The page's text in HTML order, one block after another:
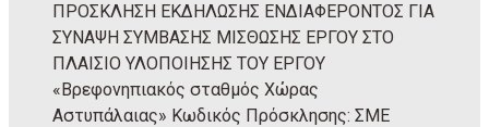
ΠΡΟΣΚΛΗΣΗ ΕΚΔΗΛΩΣΗΣ ΕΝΔΙΑΦΕΡΟΝΤΟΣ ΓΙΑ
ΣΥΝΑΨΗ ΣΥΜΒΑΣΗΣ ΜΙΣΘΩΣΗΣ ΕΡΓΟΥ ΣΤΟ
ΠΛΑΙΣΙΟ ΥΛΟΠΟΙΗΣΗΣ ΤΟΥ ΕΡΓΟΥ
«Βρεφονηπιακός σταθμός Χώρας
Αστυπάλαιας» Κωδικός Πρόσκλησης: ΣΜΕ